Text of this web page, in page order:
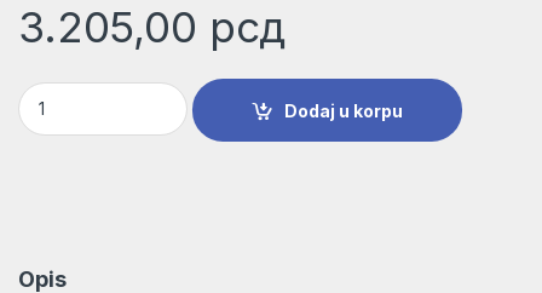
3.205,00 рсд
5-delni komplet CYL-9 Ceramic burgija za pločice, 4–10 mm
Dodaj u korpu
Opis